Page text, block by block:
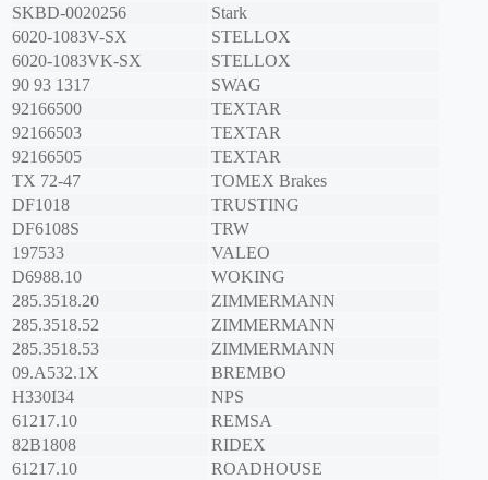
SKBD-0020256
Stark
6020-1083V-SX
STELLOX
6020-1083VK-SX
STELLOX
90 93 1317
SWAG
92166500
TEXTAR
92166503
TEXTAR
92166505
TEXTAR
TX 72-47
TOMEX Brakes
DF1018
TRUSTING
DF6108S
TRW
197533
VALEO
D6988.10
WOKING
285.3518.20
ZIMMERMANN
285.3518.52
ZIMMERMANN
285.3518.53
ZIMMERMANN
09.A532.1X
BREMBO
H330I34
NPS
61217.10
REMSA
82B1808
RIDEX
61217.10
ROADHOUSE